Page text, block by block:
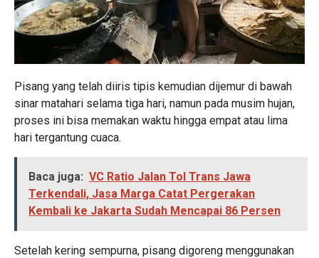
Pisang yang telah diiris tipis kemudian dijemur di bawah
sinar matahari selama tiga hari, namun pada musim hujan,
proses ini bisa memakan waktu hingga empat atau lima
hari tergantung cuaca.
Baca juga: VC Ratio Jalan Tol Trans Jawa
Terkendali, Jasa Marga Catat Pergerakan
Kembali ke Jakarta Sudah Mencapai 86 Persen
Setelah kering sempurna, pisang digoreng menggunakan